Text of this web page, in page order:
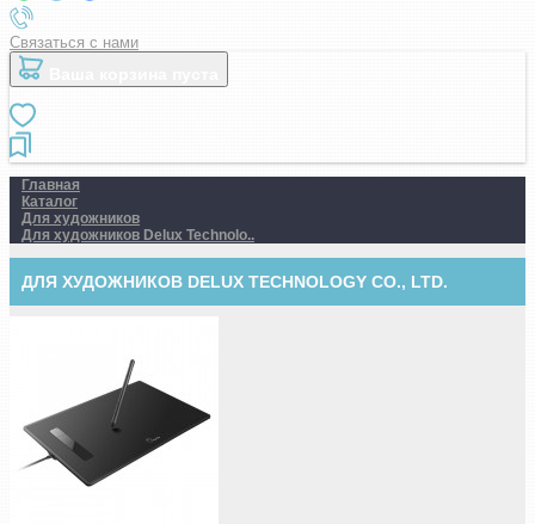
Связаться с нами
Главная
Каталог
Для художников
Для художников Delux Technolo..
ДЛЯ ХУДОЖНИКОВ DELUX TECHNOLOGY CO., LTD.